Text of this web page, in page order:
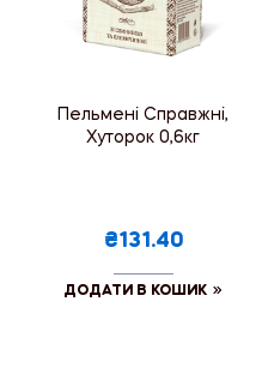
Пельмені Справжні,
Хуторок 0,6кг
₴131.40
ДОДАТИ В КОШИК